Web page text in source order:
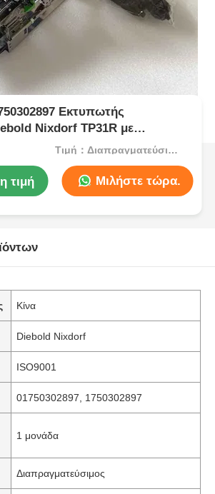
Εκτυπωτής
Nixdorf TP31R με
Τιμή：Διαπραγματεύσιμος
τιμή Μιλήστε τώρα.
Κίνα
Diebold Nixdorf
ISO9001
01750302897, 1750302897
1 μονάδα
Διαπραγματεύσιμος